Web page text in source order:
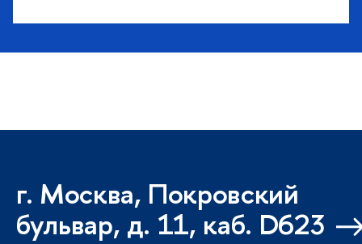
г. Москва, Покровский
бульвар, д. 11, каб. D623